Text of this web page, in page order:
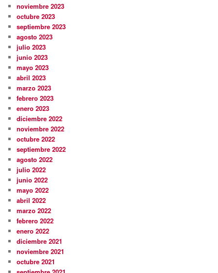
noviembre 2023
octubre 2023
septiembre 2023
agosto 2023
julio 2023
junio 2023
mayo 2023
abril 2023
marzo 2023
febrero 2023
enero 2023
diciembre 2022
noviembre 2022
octubre 2022
septiembre 2022
agosto 2022
julio 2022
junio 2022
mayo 2022
abril 2022
marzo 2022
febrero 2022
enero 2022
diciembre 2021
noviembre 2021
octubre 2021